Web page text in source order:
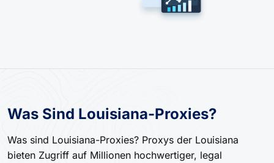
Was Sind Louisiana-Proxies?
Was sind Louisiana-Proxies? Proxys der Louisiana
bieten Zugriff auf Millionen hochwertiger, legal